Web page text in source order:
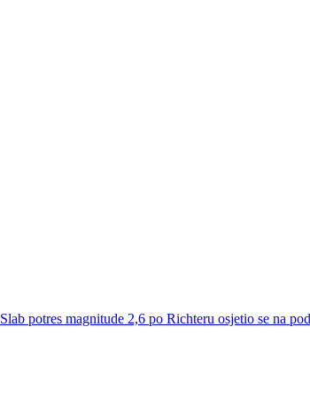
Slab potres magnitude 2,6 po Richteru osjetio se na